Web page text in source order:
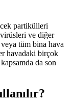
partikülleri
ve diğer
tüm bina hava
havadaki birçok
da son